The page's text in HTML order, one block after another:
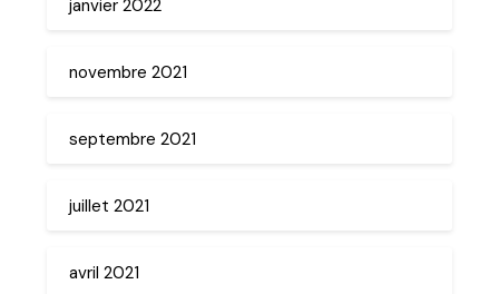
janvier 2022
novembre 2021
septembre 2021
juillet 2021
avril 2021